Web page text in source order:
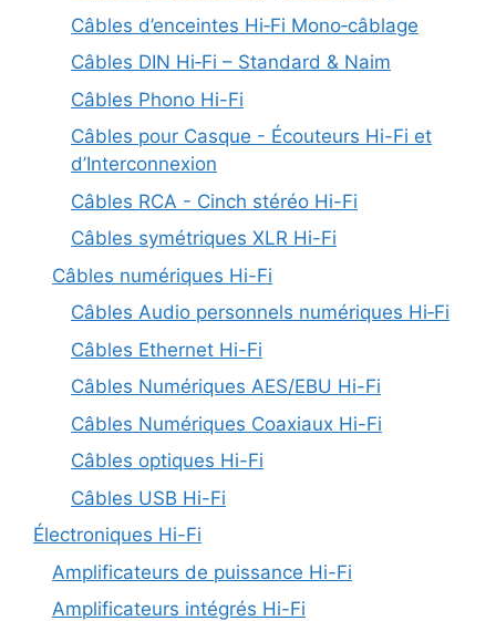
Câbles d’enceintes Hi‑Fi Mono‑câblage
Câbles DIN Hi‑Fi – Standard & Naim
Câbles Phono Hi-Fi
Câbles pour Casque - Écouteurs Hi-Fi et
d’Interconnexion
Câbles RCA - Cinch stéréo Hi-Fi
Câbles symétriques XLR Hi-Fi
Câbles numériques Hi-Fi
Câbles Audio personnels numériques Hi‑Fi
Câbles Ethernet Hi-Fi
Câbles Numériques AES/EBU Hi-Fi
Câbles Numériques Coaxiaux Hi-Fi
Câbles optiques Hi-Fi
Câbles USB Hi-Fi
Électroniques Hi-Fi
Amplificateurs de puissance Hi-Fi
Amplificateurs intégrés Hi-Fi